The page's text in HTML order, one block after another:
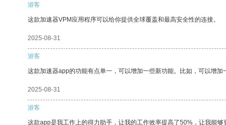
游客
这款加速器VPM应用程序可以给你提供全球覆盖和最高安全性的连接。
2025-08-31
游客
这款加速器app的功能有点单一，可以增加一些新功能。比如，可以增
2025-08-31
游客
这款app是我工作上的得力助手，让我的工作效率提高了50%，让我能够